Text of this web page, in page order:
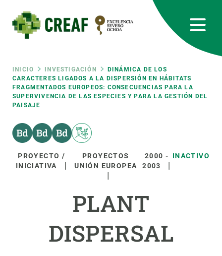
contenido
principal
Ruta
de
navegación
INICIO INVESTIGACIÓN
DINÁMICA DE LOS
CARACTERES LIGADOS A LA DISPERSIÓN EN HÁBITATS
FRAGMENTADOS EUROPEOS: CONSECUENCIAS PARA LA
SUPERVIVENCIA DE LAS ESPECIES Y PARA LA GESTIÓN DEL
PAISAJE
PROYECTO /
INICIATIVA
PROYECTOS
UNIÓN EUROPEA
2000 -
2003
INACTIVO
PLANT
DISPERSAL
RRSS
Featured
responsive
INTRANET
Responsive
CIENCIA EN ACCIÓN